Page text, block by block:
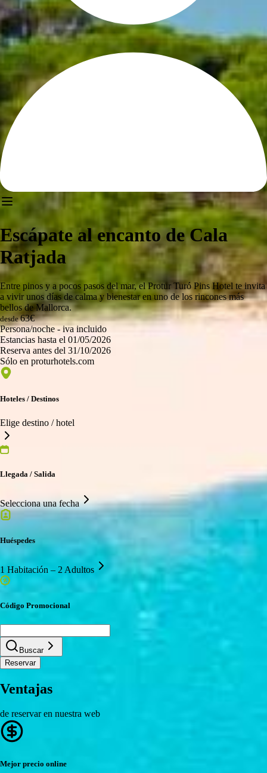
Escápate al encanto de Cala
Ratjada
Entre pinos y a pocos pasos del mar, el Protur Turó Pins Hotel te invita
a vivir unos días de calma y bienestar en uno de los rincones más
bellos de Mallorca.
desde63€
Persona/noche - iva incluido
Estancias hasta el 01/05/2026
Reserva antes del 31/10/2026
Sólo en proturhotels.com
Hoteles / Destinos
Elige destino / hotel
Llegada / Salida
Selecciona una fecha
Huéspedes
1 Habitación – 2 Adultos
Código Promocional
Buscar
Reservar
Ventajas
de reservar en nuestra web
Mejor precio online